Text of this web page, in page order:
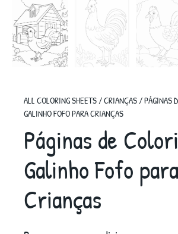
ALL COLORING SHEETS/CRIANÇAS/PÁGINAS
GALINHO FOFO PARA CRIANÇAS
Páginas de
Galinho Fofo para
Crianças